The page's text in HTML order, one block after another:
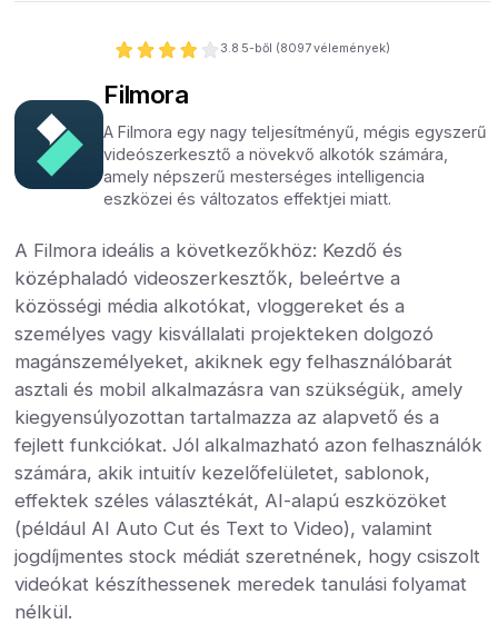
3.8 5-ből (8097vélemények)
Filmora
A Filmora egy nagy teljesítményű, mégis egyszerű
videószerkesztő a növekvő alkotók számára,
amely népszerű mesterséges intelligencia
eszközei és változatos effektjei miatt.
A Filmora ideális a következőkhöz: Kezdő és
középhaladó videoszerkesztők, beleértve a
közösségi média alkotókat, vloggereket és a
személyes vagy kisvállalati projekteken dolgozó
magánszemélyeket, akiknek egy felhasználóbarát
asztali és mobil alkalmazásra van szükségük, amely
kiegyensúlyozottan tartalmazza az alapvető és a
fejlett funkciókat. Jól alkalmazható azon felhasználók
számára, akik intuitív kezelőfelületet, sablonok,
effektek széles választékát, AI-alapú eszközöket
(például AI Auto Cut és Text to Video), valamint
jogdíjmentes stock médiát szeretnének, hogy csiszolt
videókat készíthessenek meredek tanulási folyamat
nélkül.